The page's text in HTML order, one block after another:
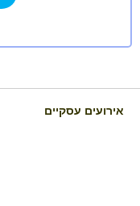
אירועים עסקיים